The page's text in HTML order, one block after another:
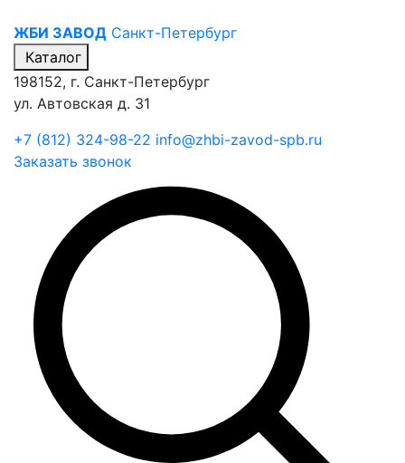
ЖБИ ЗАВОД Санкт-Петербург
Каталог
198152, г. Санкт-Петербург
ул. Автовская д. 31
+7 (812) 324-98-22 info@zhbi-zavod-spb.ru
Заказать звонок